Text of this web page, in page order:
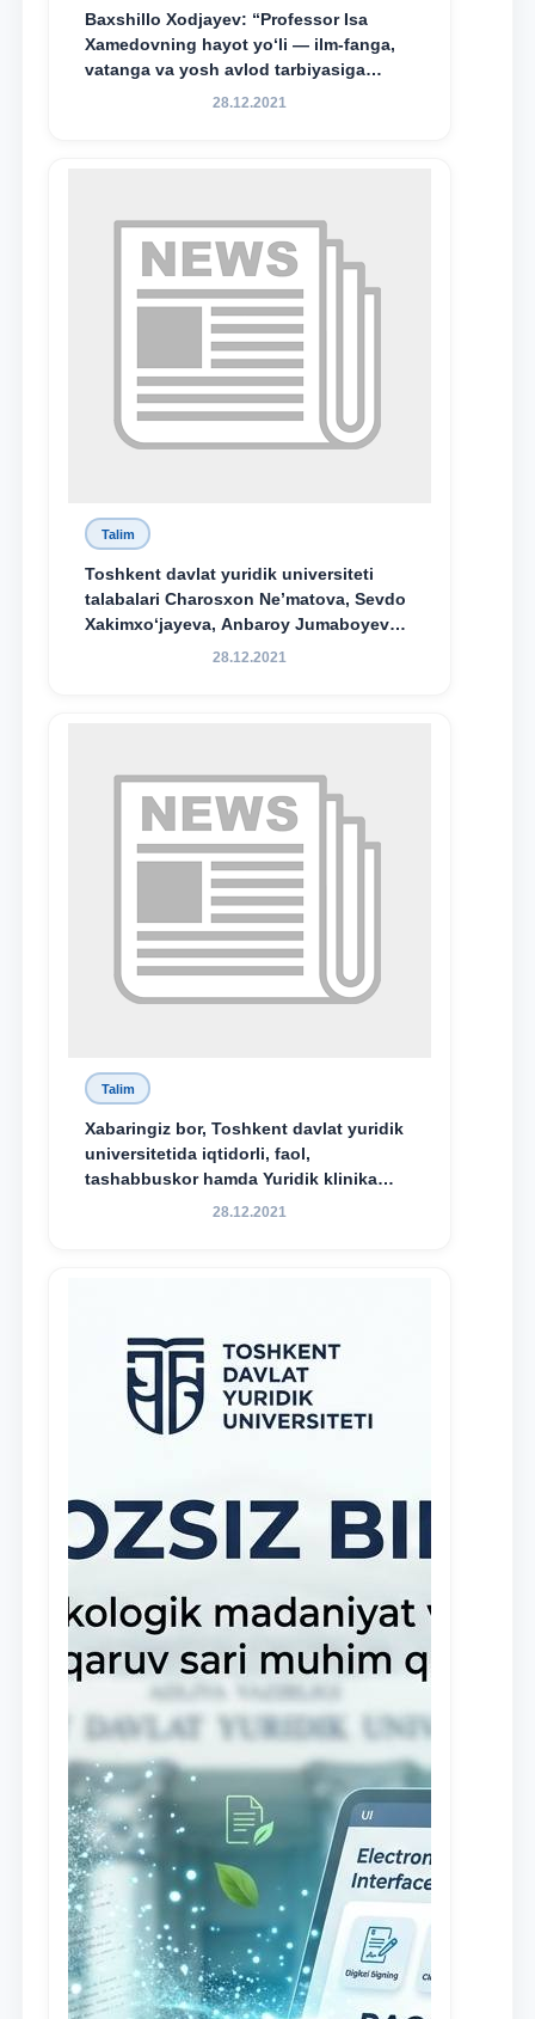
Baxshillo Xodjayev: “Professor Isa
Xamedovning hayot yo‘li — ilm-fanga,
vatanga va yosh avlod tarbiyasiga
sodiqlikning oliy namunasidir”.
28.12.2021
Talim
Toshkent davlat yuridik universiteti
talabalari Charosxon Ne’matova, Sevdo
Xakimxo‘jayeva, Anbaroy Jumaboyeva
hamda TDYU qoshidagi M.S.Vosiqova
bo‘ldi.
28.12.2021
Talim
Xabaringiz bor, Toshkent davlat yuridik
universitetida iqtidorli, faol,
tashabbuskor hamda Yuridik klinika
faoliyatida o‘z bilim va ko‘nikmalarini
28.12.2021